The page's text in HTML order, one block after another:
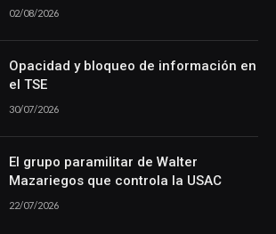
02/08/2026
Opacidad y bloqueo de información en
el TSE
30/07/2026
El grupo paramilitar de Walter
Mazariegos que controla la USAC
22/07/2026